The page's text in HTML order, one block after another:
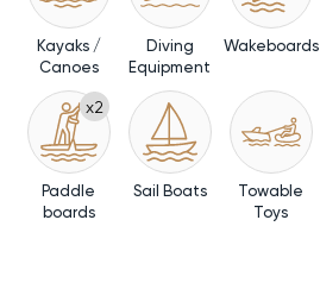
Kayaks /
Canoes
Diving
Equipment
Wakeboards
x2
Paddle
boards
Sail Boats
Towable
Toys